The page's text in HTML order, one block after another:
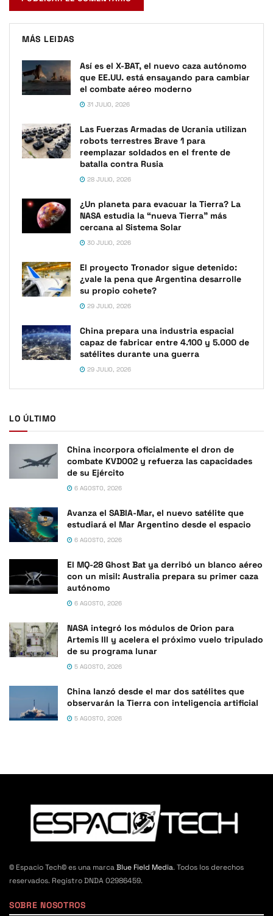
MÁS LEIDAS
Así es el X-BAT, el nuevo caza autónomo
que EE.UU. está ensayando para cambiar
el combate aéreo moderno
31 JULIO, 2026
Las Fuerzas Armadas de Ucrania utilizan
robots terrestres Brave 1 para
reemplazar soldados en el frente de
batalla contra Rusia
28 JULIO, 2026
¿Un planeta para evacuar la Tierra? La
NASA estudia la “nueva Tierra” más
cercana al Sistema Solar
30 JULIO, 2026
El proyecto Tronador sigue detenido:
¿vale la pena que Argentina desarrolle
su propio cohete?
29 JULIO, 2026
China prepara una industria espacial
capaz de fabricar entre 4.100 y 5.000 de
satélites durante una guerra
29 JULIO, 2026
LO ÚLTIMO
China incorpora oficialmente el dron de
combate KVD002 y refuerza las capacidades
de su Ejército
6 AGOSTO, 2026
Avanza el SABIA-Mar, el nuevo satélite que
estudiará el Mar Argentino desde el espacio
6 AGOSTO, 2026
El MQ-28 Ghost Bat ya derribó un blanco aéreo
con un misil: Australia prepara su primer caza
autónomo
6 AGOSTO, 2026
NASA integró los módulos de Orion para
Artemis III y acelera el próximo vuelo tripulado
de su programa lunar
5 AGOSTO, 2026
China lanzó desde el mar dos satélites que
observarán la Tierra con inteligencia artificial
5 AGOSTO, 2026
© Espacio Tech© es una marcaBlue Field Media. Todos los derechos
reservados. Registro DNDA 02986459.
SOBRE NOSOTROS